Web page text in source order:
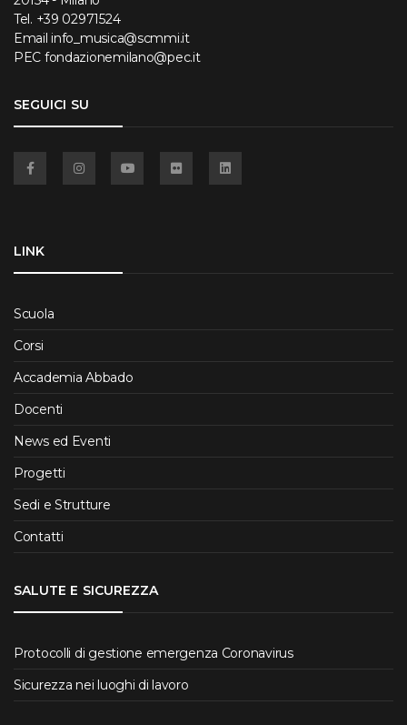
Tel. +39 02971524
Email info_musica@scmmi.it
PEC fondazionemilano@pec.it
SEGUICI SU
LINK
Scuola
Corsi
Accademia Abbado
Docenti
News ed Eventi
Progetti
Sedi e Strutture
Contatti
SALUTE E SICUREZZA
Protocolli di gestione emergenza Coronavirus
Sicurezza nei luoghi di lavoro